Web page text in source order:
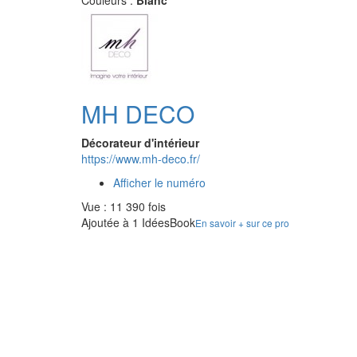
MH DECO
Décorateur d'intérieur
https://www.mh-deco.fr/
Afficher le numéro
Vue : 11 390 fois
Ajoutée à 1 IdéesBookEn savoir + sur ce pro